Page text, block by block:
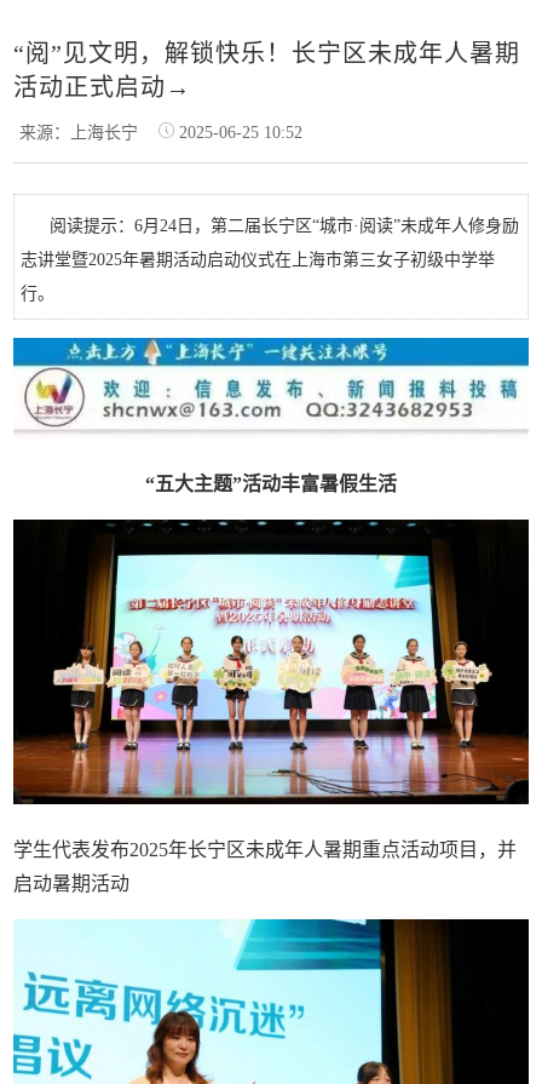
“阅”见文明，解锁快乐！长宁区未成年人暑期
活动正式启动→
来源：上海长宁 2025-06-25 10:52
阅读提示：6月24日，第二届长宁区“城市·阅读”未成年人修身励
志讲堂暨2025年暑期活动启动仪式在上海市第三女子初级中学举
行。
“五大主题”活动丰富暑假生活
学生代表发布2025年长宁区未成年人暑期重点活动项目，并
启动暑期活动